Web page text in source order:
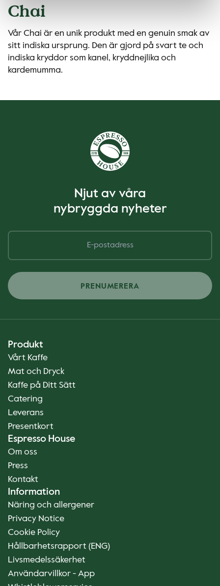
Chai
Vår Chai är en unik produkt med en genuin smak av
sitt indiska ursprung. Den är gjord på svart te och
indiska kryddor som kanel, kryddnejlika och
kardemumma.
Njut av våra
nybryggda nyheter
PRENUMERERA
Produkt
Vårt Kaffe
Mat och Dryck
Kaffe på Ditt Sätt
Catering
Leverans
Presentkort
Espresso House
Om oss
Press
Kontakt
Information
Näring och allergener
Privacy Notice
Cookie Policy
Hållbarhetsrapport (ENG)
Livsmedelssäkerhet
Användarvillkor - App